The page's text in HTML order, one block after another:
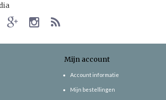
Mijn account
Account informatie
Mijn bestellingen